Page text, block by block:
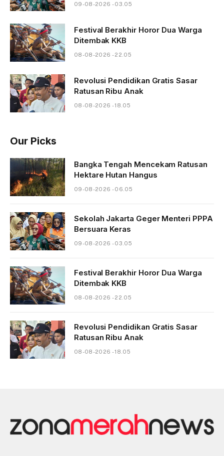
09-08-2026 - 03.05
Festival Berakhir Horor Dua Warga
Ditembak KKB
08-08-2026 - 22.05
Revolusi Pendidikan Gratis Sasar
Ratusan Ribu Anak
08-08-2026 - 18.05
Our Picks
Bangka Tengah Mencekam Ratusan
Hektare Hutan Hangus
09-08-2026 - 06.05
Sekolah Jakarta Geger Menteri PPPA
Bersuara Keras
09-08-2026 - 03.05
Festival Berakhir Horor Dua Warga
Ditembak KKB
08-08-2026 - 22.05
Revolusi Pendidikan Gratis Sasar
Ratusan Ribu Anak
08-08-2026 - 18.05